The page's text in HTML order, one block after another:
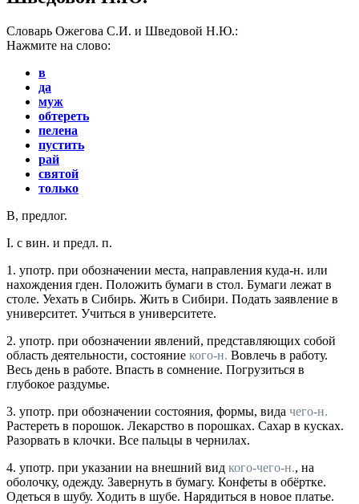
Словарь Ожегова С.И. и Шведовой Н.Ю.:
Нажмите на слово:
в
да
муж
обтереть
пелена
пустить
рай
святой
только
В, предлог.
I. с вин. и предл. п.
1. употр. при обозначении места, направления куда-н. или
нахождения гден. Положить бумаги в стол. Бумаги лежат в
столе. Уехать в Сибирь. Жить в Сибири. Подать заявление в
университет. Учиться в университете.
2. употр. при обозначении явлений, представляющих собой
область деятельности, состояние кого-н. Вовлечь в работу.
Весь день в работе. Впасть в сомнение. Погрузиться в
глубокое раздумье.
3. употр. при обозначении состояния, формы, вида чего-н.
Растереть в порошок. Лекарство в порошках. Сахар в кусках.
Разорвать в клочки. Все пальцы в чернилах.
4. употр. при указании на внешний вид кого-чего-н., на
оболочку, одежду. Завернуть в бумагу. Конфеты в обёртке.
Одеться в шубу. Ходить в шубе. Нарядиться в новое платье.